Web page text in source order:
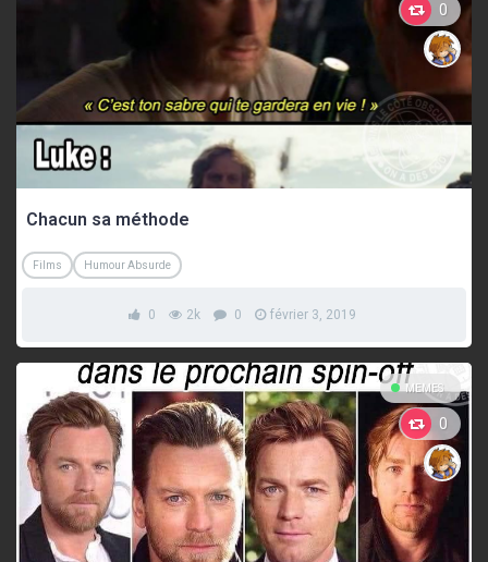
0
Chacun sa méthode
Films Humour Absurde
0 2k 0 février 3, 2019
MEMES
0